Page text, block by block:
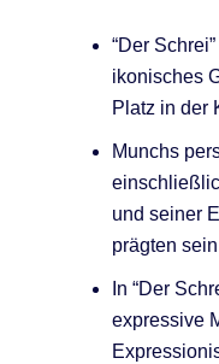
“Der
ikonisches
Platz in der
Munchs
und seiner
prägten
In “Der
expressive